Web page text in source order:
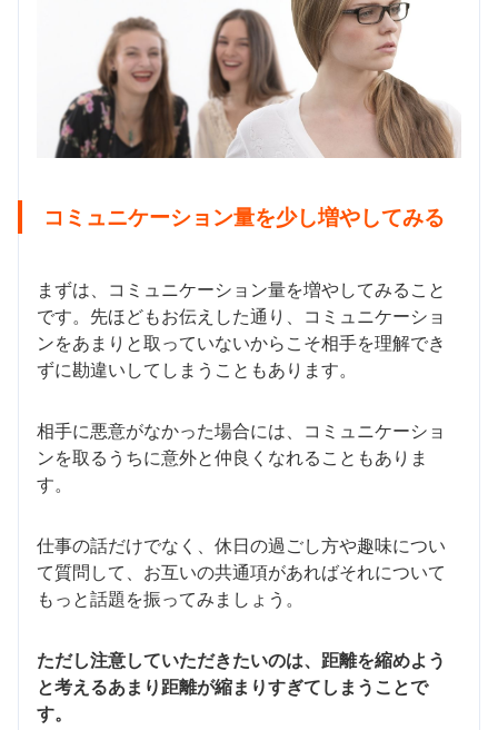
コミュニケーション量を少し増やしてみる
まずは、コミュニケーション量を増やしてみること
です。先ほどもお伝えした通り、コミュニケーショ
ンをあまりと取っていないからこそ相手を理解でき
ずに勘違いしてしまうこともあります。
相手に悪意がなかった場合には、コミュニケーショ
ンを取るうちに意外と仲良くなれることもありま
す。
仕事の話だけでなく、休日の過ごし方や趣味につい
て質問して、お互いの共通項があればそれについて
もっと話題を振ってみましょう。
ただし注意していただきたいのは、距離を縮めよう
と考えるあまり距離が縮まりすぎてしまうことで
す。